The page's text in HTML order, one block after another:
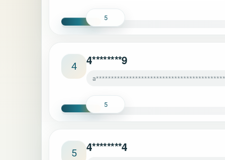
5
4 4********9
5
5 4********4